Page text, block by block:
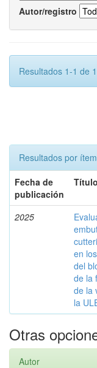
Autor/registro
Resultados 1-1 de
Resultados por
Fecha de
publicación
Título
2025
en
del
de la
de la
la
Otras
Autor